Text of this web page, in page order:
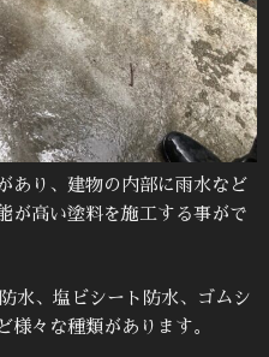
あり、建物の内部に雨水など
が高い塗料を施工する事がで
水、塩ビシート防水、ゴムシ
様々な種類があります。